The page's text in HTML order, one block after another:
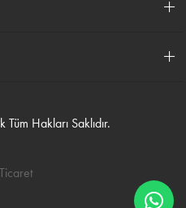
Hakları Saklıdır.